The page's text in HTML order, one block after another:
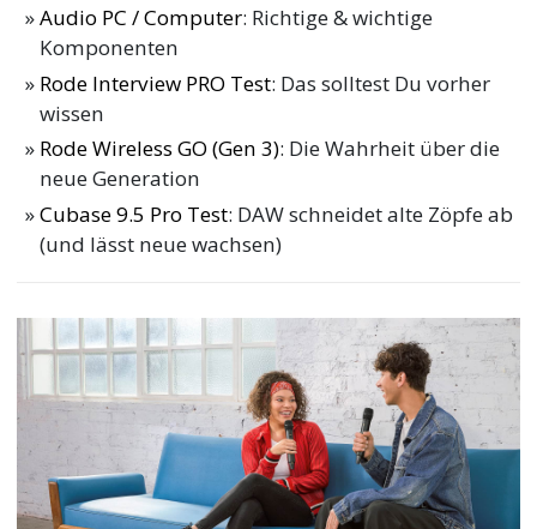
Audio PC / Computer: Richtige & wichtige
Komponenten
Rode Interview PRO Test: Das solltest Du vorher
wissen
Rode Wireless GO (Gen 3): Die Wahrheit über die
neue Generation
Cubase 9.5 Pro Test: DAW schneidet alte Zöpfe ab
(und lässt neue wachsen)